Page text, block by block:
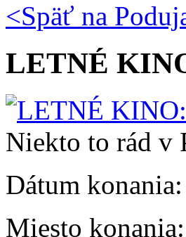
<Späť na
LETNÉ
Niekto to rád v
Dátum konania:
Miesto konania: